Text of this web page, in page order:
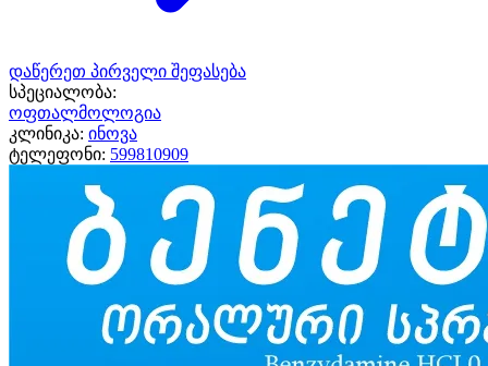
დაწერეთ პირველი შეფასება
სპეციალობა:
ოფთალმოლოგია
კლინიკა: ინოვა
ტელეფონი: 599810909